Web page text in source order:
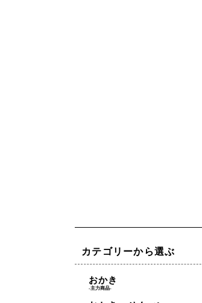
カテゴリーから選ぶ
おかき
-主力商品-